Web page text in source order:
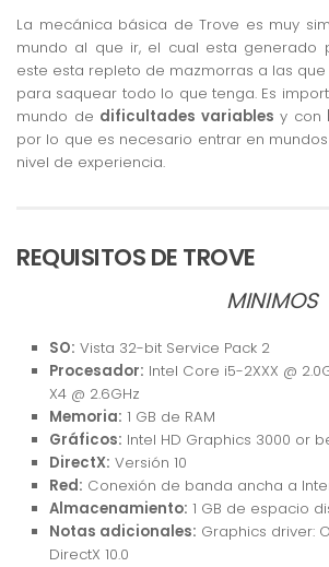
La mecánica básica de Trove es muy
mundo al que ir, el cual esta generado
este esta repleto de mazmorras a las
para saquear todo lo que tenga. Es
mundo de dificultades variables y con
por lo que es necesario entrar en
nivel de experiencia.
REQUISITOS DE TROVE
MINIMOS
SO: Vista 32-bit Service Pack 2
Procesador: Intel Core i5-2XXX @
X4 @ 2.6GHz
Memoria: 1 GB de RAM
Gráficos: Intel HD Graphics 3000 or
DirectX: Versión 10
Red: Conexión de banda ancha a
Almacenamiento: 1 GB de espacio
Notas adicionales: Graphics driver:
DirectX 10.0